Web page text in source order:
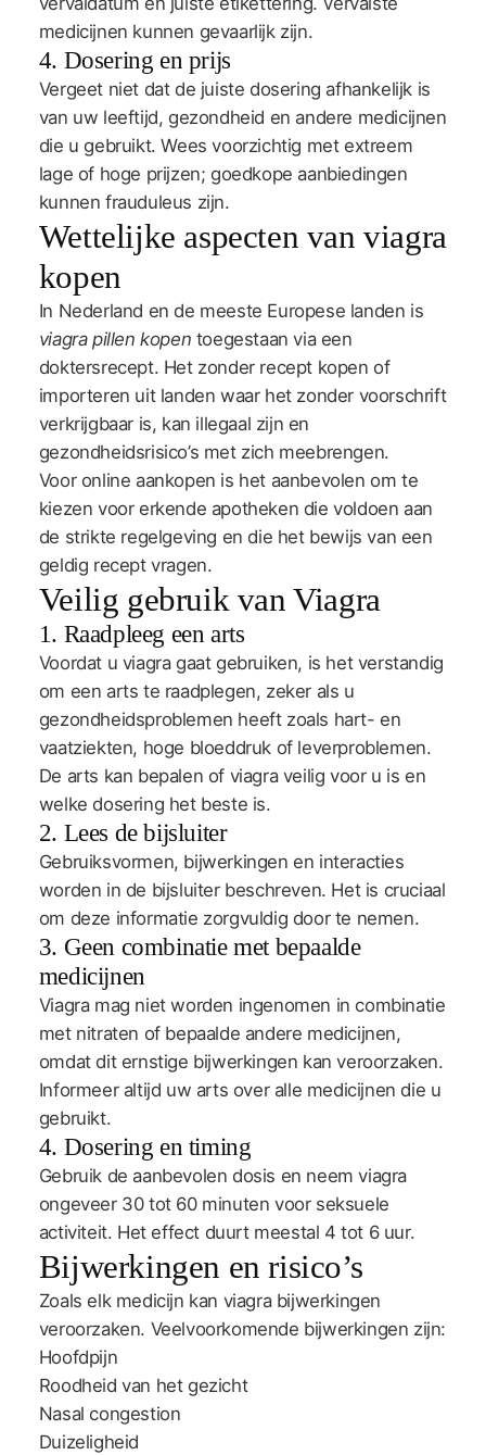
medicijnen kunnen gevaarlijk zijn.
4. Dosering en prijs
Vergeet niet dat de juiste dosering afhankelijk is
van uw leeftijd, gezondheid en andere medicijnen
die u gebruikt. Wees voorzichtig met extreem
lage of hoge prijzen; goedkope aanbiedingen
kunnen frauduleus zijn.
Wettelijke aspecten van viagra
kopen
In Nederland en de meeste Europese landen is
viagra pillen kopen toegestaan via een
doktersrecept. Het zonder recept kopen of
importeren uit landen waar het zonder voorschrift
verkrijgbaar is, kan illegaal zijn en
gezondheidsrisico’s met zich meebrengen.
Voor online aankopen is het aanbevolen om te
kiezen voor erkende apotheken die voldoen aan
de strikte regelgeving en die het bewijs van een
geldig recept vragen.
Veilig gebruik van Viagra
1. Raadpleeg een arts
Voordat u viagra gaat gebruiken, is het verstandig
om een arts te raadplegen, zeker als u
gezondheidsproblemen heeft zoals hart- en
vaatziekten, hoge bloeddruk of leverproblemen.
De arts kan bepalen of viagra veilig voor u is en
welke dosering het beste is.
2. Lees de bijsluiter
Gebruiksvormen, bijwerkingen en interacties
worden in de bijsluiter beschreven. Het is cruciaal
om deze informatie zorgvuldig door te nemen.
3. Geen combinatie met bepaalde
medicijnen
Viagra mag niet worden ingenomen in combinatie
met nitraten of bepaalde andere medicijnen,
omdat dit ernstige bijwerkingen kan veroorzaken.
Informeer altijd uw arts over alle medicijnen die u
gebruikt.
4. Dosering en timing
Gebruik de aanbevolen dosis en neem viagra
ongeveer 30 tot 60 minuten voor seksuele
activiteit. Het effect duurt meestal 4 tot 6 uur.
Bijwerkingen en risico’s
Zoals elk medicijn kan viagra bijwerkingen
veroorzaken. Veelvoorkomende bijwerkingen zijn:
Hoofdpijn
Roodheid van het gezicht
Nasal congestion
Duizeligheid